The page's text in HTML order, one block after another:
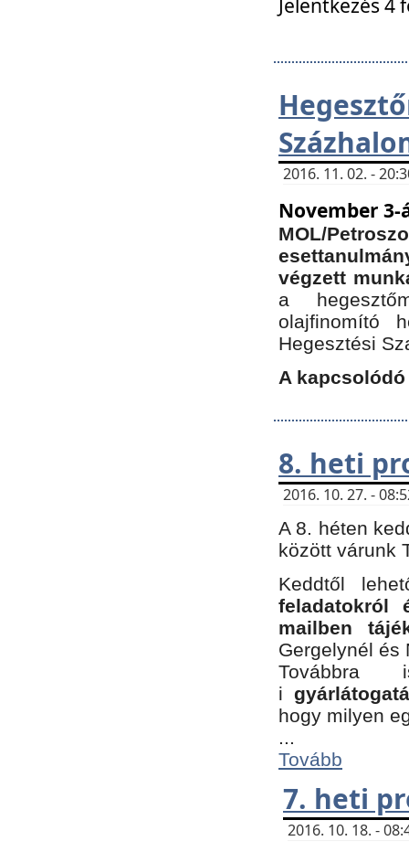
2016. 11. 02. -
November
MOL/
végzett
a
olajfinomító
Hegesztési
A
8. heti
2016. 10. 27. -
A 8. héten
között várunk
Keddtől
feladatokról
mailben
Gergelynél és
Továbbra
i
hogy milyen
...
Tovább
7. heti
2016. 10. 18. -